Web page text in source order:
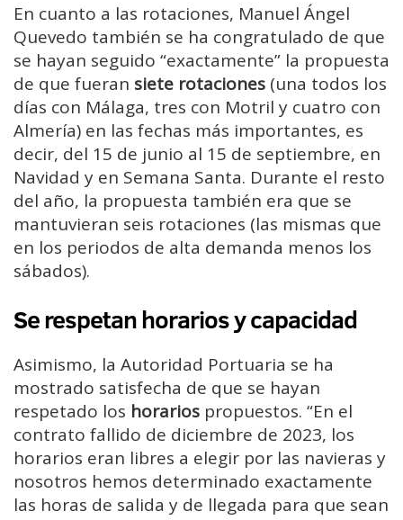
En cuanto a las rotaciones, Manuel Ángel
Quevedo también se ha congratulado de que
se hayan seguido “exactamente” la propuesta
de que fueran siete rotaciones (una todos los
días con Málaga, tres con Motril y cuatro con
Almería) en las fechas más importantes, es
decir, del 15 de junio al 15 de septiembre, en
Navidad y en Semana Santa. Durante el resto
del año, la propuesta también era que se
mantuvieran seis rotaciones (las mismas que
en los periodos de alta demanda menos los
sábados).
Se respetan horarios y capacidad
Asimismo, la Autoridad Portuaria se ha
mostrado satisfecha de que se hayan
respetado los horarios propuestos. “En el
contrato fallido de diciembre de 2023, los
horarios eran libres a elegir por las navieras y
nosotros hemos determinado exactamente
las horas de salida y de llegada para que sean